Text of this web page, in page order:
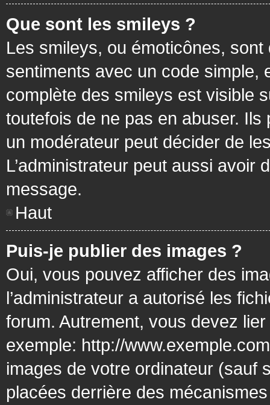
Que sont les smileys ?
Les smileys, ou émoticônes,
sentiments avec un code simple,
complète des smileys est visible
toutefois de ne pas en abuser.
un modérateur peut décider de
L’administrateur peut aussi avoir
message.
Haut
Puis-je publier des images ?
Oui, vous pouvez afficher des
l’administrateur a autorisé les
forum. Autrement, vous devez
exemple: http://
images de votre ordinateur (sauf
placées derrière des